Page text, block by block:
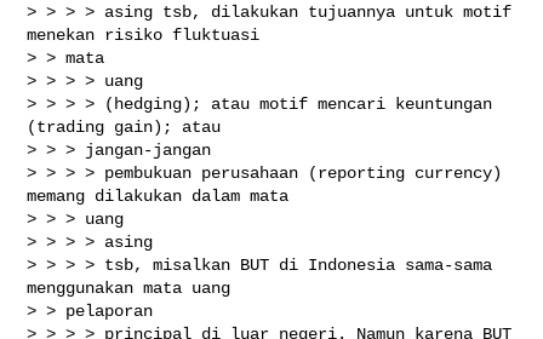
> > > > asing tsb, dilakukan tujuannya untuk motif
menekan risiko fluktuasi
> > mata
> > > > uang
> > > > (hedging); atau motif mencari keuntungan
(trading gain); atau
> > > jangan-jangan
> > > > pembukuan perusahaan (reporting currency)
memang dilakukan dalam mata
> > > uang
> > > > asing
> > > > tsb, misalkan BUT di Indonesia sama-sama
menggunakan mata uang
> > pelaporan
> > > > principal di luar negeri. Namun karena BUT